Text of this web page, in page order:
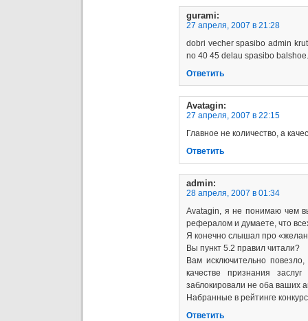
gurami:
27 апреля, 2007 в 21:28
dobri vecher spasibo admin
no 40 45 delau spasibo balshoe.
Ответить
Avatagin:
27 апреля, 2007 в 22:15
Главное не количество, а
Ответить
admin:
28 апреля, 2007 в 01:34
Avatagin, я не понимаю чем
рефералом и думаете, что
Я конечно слышал про
Вы пункт 5.2 правил читали?
Вам исключительно
качестве признания
заблокировали не оба ваших
Набранные в рейтинге
Ответить